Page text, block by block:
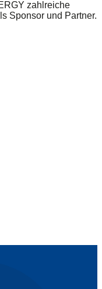
zahlreiche
Sponsor und Partner.